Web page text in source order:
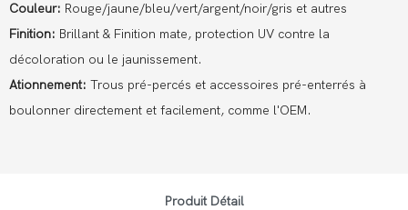
Couleur: Rouge/jaune/bleu/vert/argent/noir/gris et autres
Finition: Brillant & Finition mate, protection UV contre la
décoloration ou le jaunissement.
Ationnement: Trous pré-percés et accessoires pré-enterrés à
boulonner directement et facilement, comme l'OEM.
Produit Détail